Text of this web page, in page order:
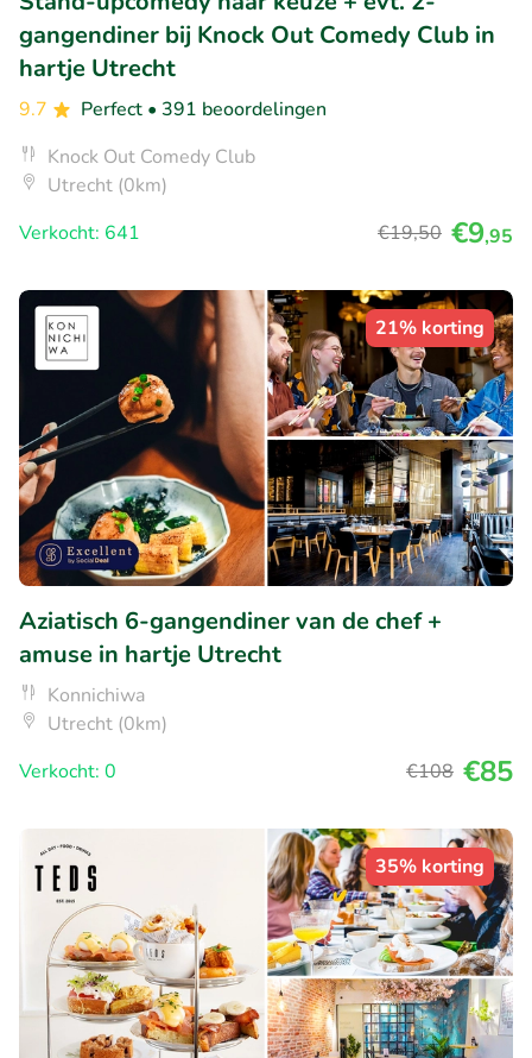
gangendiner bij Knock Out Comedy Club in
hartje Utrecht
9.7 Perfect • 391 beoordelingen
Knock Out Comedy Club
Utrecht (0km)
Verkocht: 641
€19,50 €9,95
21% korting
Aziatisch 6-gangendiner van de chef +
amuse in hartje Utrecht
Konnichiwa
Utrecht (0km)
Verkocht: 0
€108 €85
35% korting